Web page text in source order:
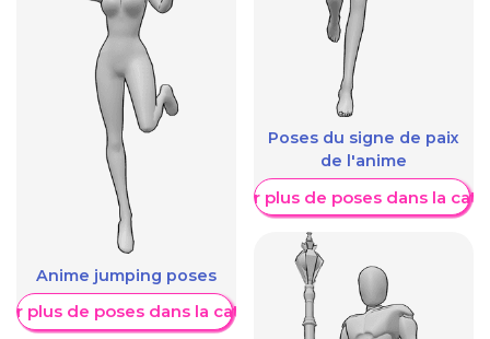
Anime jumping poses
plus de poses dans la catégorie
Poses du signe de paix
de l'anime
Afficher plus de poses dans la